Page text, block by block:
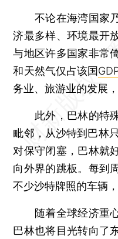
不论在海湾国家乃
济最多样、环境最开
与地区许多国家非常
和天然气仅占该国
务业、旅游业的发展
此外，巴林的特殊
毗邻，从沙特到巴林
对保守闭塞，巴林就
向外界的跳板。每到
不少沙特牌照的车辆
随着全球经济重心
巴林也将目光转向了